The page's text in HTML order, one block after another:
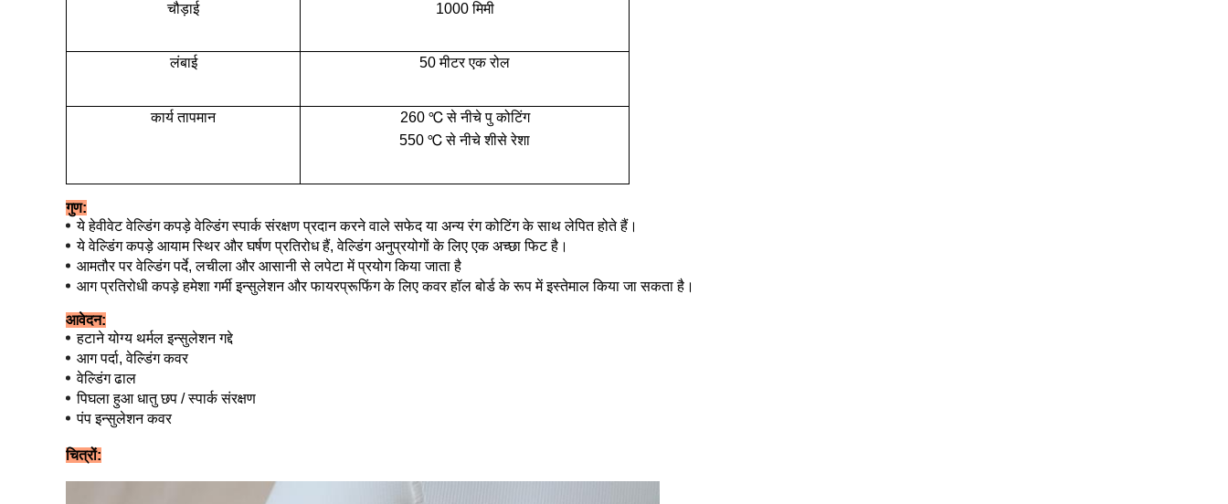
चौड़ाई 1000 मिमी
लंबाई 50 मीटर एक रोल
कार्य तापमान
260 ℃ से नीचे पु कोटिंग
550 ℃ से नीचे शीसे रेशा
गुण:
ये हेवीवेट वेल्डिंग कपड़े वेल्डिंग स्पार्क संरक्षण प्रदान करने वाले सफेद या अन्य रंग कोटिंग के साथ लेपित होते हैं।
ये वेल्डिंग कपड़े आयाम स्थिर और घर्षण प्रतिरोध हैं, वेल्डिंग अनुप्रयोगों के लिए एक अच्छा फिट है।
आमतौर पर वेल्डिंग पर्दे, लचीला और आसानी से लपेटा में प्रयोग किया जाता है
आग प्रतिरोधी कपड़े हमेशा गर्मी इन्सुलेशन और फायरप्रूफिंग के लिए कवर हॉल बोर्ड के रूप में इस्तेमाल किया जा सकता है।
आवेदन:
हटाने योग्य थर्मल इन्सुलेशन गद्दे
आग पर्दा, वेल्डिंग कवर
वेल्डिंग ढाल
पिघला हुआ धातु छप / स्पार्क संरक्षण
पंप इन्सुलेशन कवर
चित्रों: